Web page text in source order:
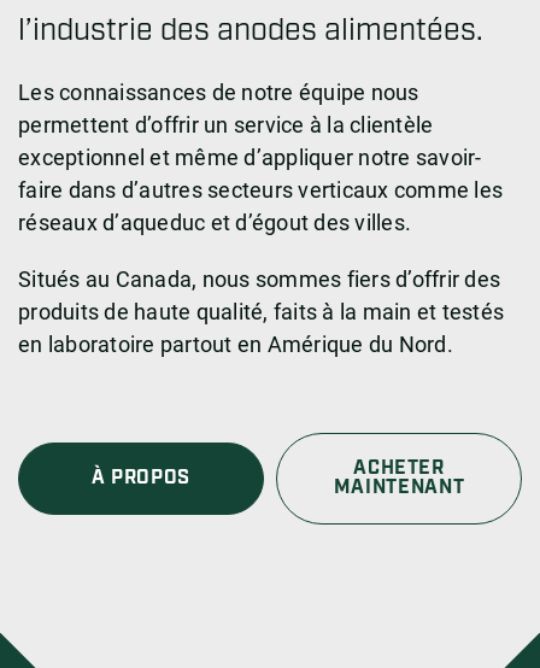
l’industrie des anodes alimentées.
Les connaissances de notre équipe nous
permettent d’offrir un service à la clientèle
exceptionnel et même d’appliquer notre savoir-
faire dans d’autres secteurs verticaux comme les
réseaux d’aqueduc et d’égout des villes.
Situés au Canada, nous sommes fiers d’offrir des
produits de haute qualité, faits à la main et testés
en laboratoire partout en Amérique du Nord.
À PROPOS ACHETER
MAINTENANT